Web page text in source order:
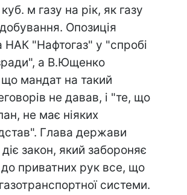
м газу на рік, як газу
Опозиція
НАК "Нафтогаз" у "спробі
а В.Ющенко
що мандат на такий
не давав, і "те, що
не має ніяких
Глава держави
закон, який забороняє
приватних рук все, що
системи.